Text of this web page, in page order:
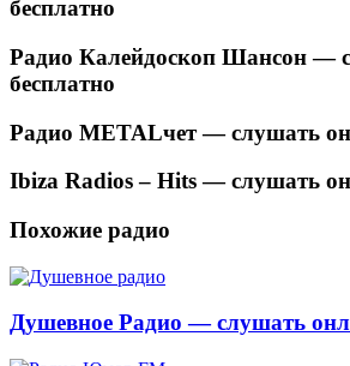
бесплатно
Радио Калейдоскоп Шансон —
бесплатно
Радио METALчет — слушать
Ibiza Radios – Hits — слушать
Похожие радио
Душевное Радио — слушать